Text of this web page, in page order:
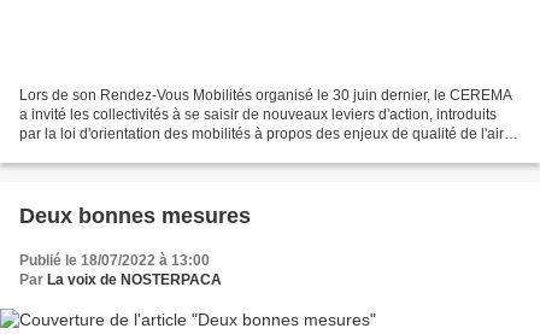
Lors de son Rendez-Vous Mobilités organisé le 30 juin dernier, le CEREMA
a invité les collectivités à se saisir de nouveaux leviers d'action, introduits
par la loi d'orientation des mobilités à propos des enjeux de qualité de l'air
Deux bonnes mesures
Publié le 18/07/2022 à 13:00
Par La voix de NOSTERPACA